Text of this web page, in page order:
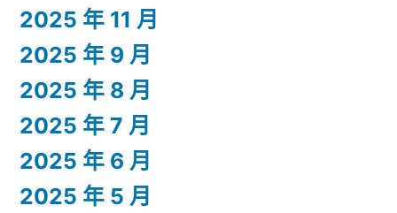
2025 年 11 月
2025 年 9 月
2025 年 8 月
2025 年 7 月
2025 年 6 月
2025 年 5 月